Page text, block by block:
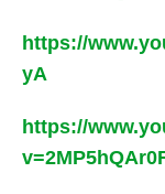
https://
yA
https://